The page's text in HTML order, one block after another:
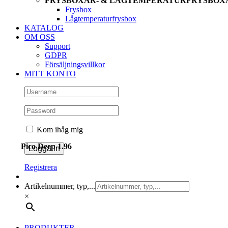
Frysbox
Lågtemperaturfrysbox
KATALOG
OM OSS
Support
GDPR
Försäljningsvillkor
MITT KONTO
Kom ihåg mig
Registrera
Artikelnummer, typ,...
×
Pico Deep 1.96